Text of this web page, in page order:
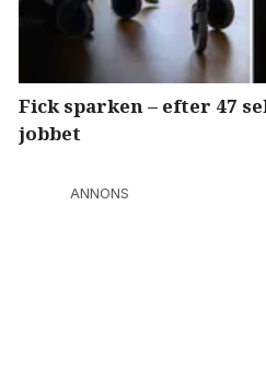
Fick sparken – efter 47
jobbet
ANNONS